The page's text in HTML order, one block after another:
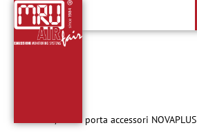
/ Vano porta accessori NOVAPLUS